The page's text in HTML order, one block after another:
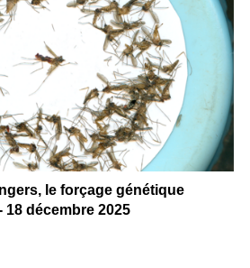
le forçage génétique
18 décembre 2025